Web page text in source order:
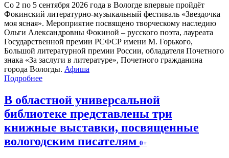
Со 2 по 5 сентября 2026 года в Вологде впервые пройдёт
Фокинский литературно-музыкальный фестиваль «Звездочка
моя ясная». Мероприятие посвящено творческому наследию
Ольги Александровны Фокиной – русского поэта, лауреата
Государственной премии РСФСР имени М. Горького,
Большой литературной премии России, обладателя Почетного
знака «За заслуги в литературе», Почетного гражданина
города Вологды. Афиша
Подробнее
В областной универсальной
библиотеке представлены три
книжные выставки, посвященные
вологодским писателям 0+